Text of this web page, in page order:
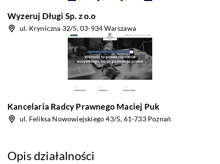
Wyzeruj Długi Sp. z o.o
ul. Kryniczna 32/5, 03-934 Warszawa
Kancelaria Radcy Prawnego Maciej Puk
ul. Feliksa Nowowiejskiego 43/5, 61-733 Poznań
Opis działalności